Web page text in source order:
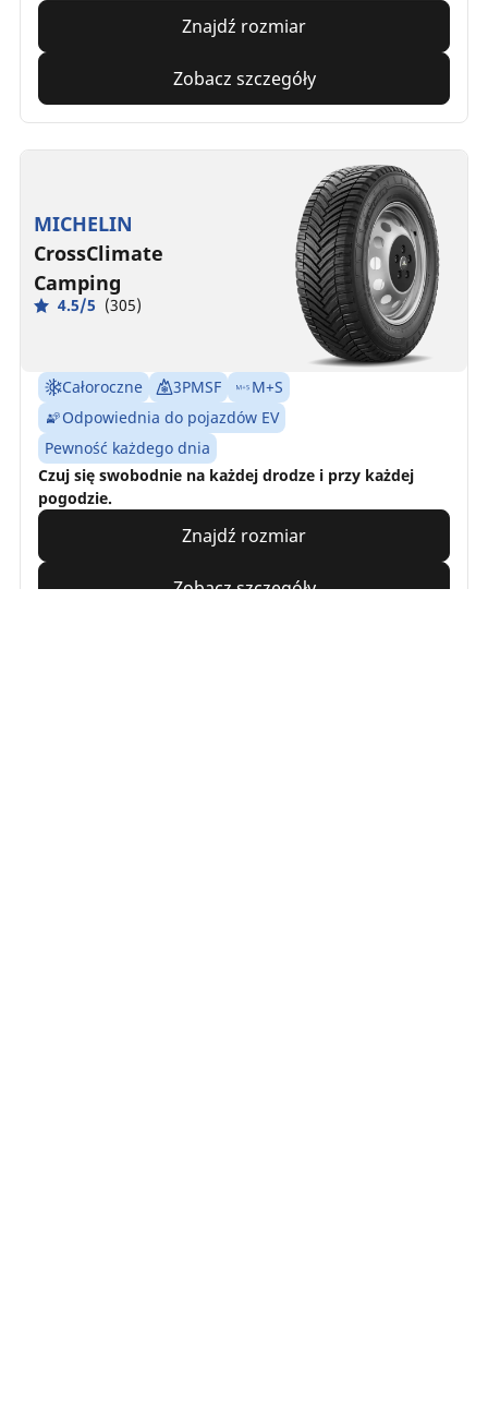
Znajdź rozmiar
Zobacz szczegóły
MICHELIN
CrossClimate
Camping
4.5/5 (305)
Całoroczne 3PMSF
M+S
Odpowiednia do pojazdów EV
Pewność każdego dnia
Czuj się swobodnie na każdej drodze i przy każdej
pogodzie.
Znajdź rozmiar
Zobacz szczegóły